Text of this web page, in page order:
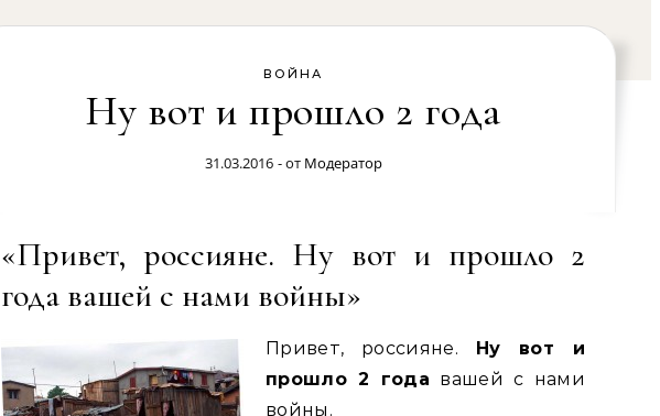
ВОЙНА
Ну вот и прошло 2 года
31.03.2016 - от Модератор
«Привет, россияне. Ну вот и прошло 2
года вашей с нами войны»
Привет, россияне. Ну вот и
прошло 2 года вашей с нами
войны.